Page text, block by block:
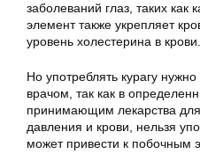
заболеваний глаз, таких как
элемент также укрепляет
уровень холестерина в крови.
Но употреблять курагу
врачом, так как в
принимающим лекарства
давления и крови, нельзя
может привести к побочным